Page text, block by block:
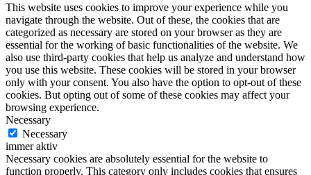
This website uses cookies to improve your experience while you
navigate through the website. Out of these, the cookies that are
categorized as necessary are stored on your browser as they are
essential for the working of basic functionalities of the website. We
also use third-party cookies that help us analyze and understand how
you use this website. These cookies will be stored in your browser
only with your consent. You also have the option to opt-out of these
cookies. But opting out of some of these cookies may affect your
browsing experience.
Necessary
Necessary
immer aktiv
Necessary cookies are absolutely essential for the website to
function properly. This category only includes cookies that ensures